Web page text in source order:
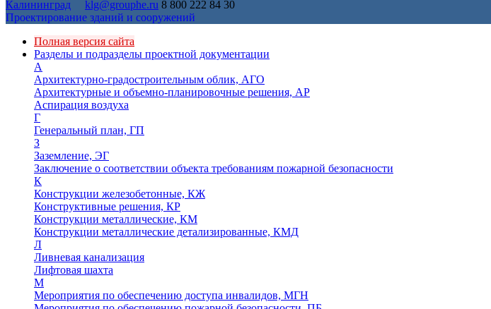
Калининград klg@grouphe.ru 8 800 222 84 30
Проектирование зданий и сооружений
Полная версия сайта
Разделы и подразделы проектной документации
А
Архитектурно-градостроительным облик, АГО
Архитектурные и объемно-планировочные решения, АР
Аспирация воздуха
Г
Генеральный план, ГП
З
Заземление, ЭГ
Заключение о соответствии объекта требованиям пожарной безопасности
К
Конструкции железобетонные, КЖ
Конструктивные решения, КР
Конструкции металлические, КМ
Конструкции металлические детализированные, КМД
Л
Ливневая канализация
Лифтовая шахта
М
Мероприятия по обеспечению доступа инвалидов, МГН